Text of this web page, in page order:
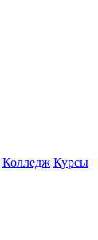
Колледж Курсы